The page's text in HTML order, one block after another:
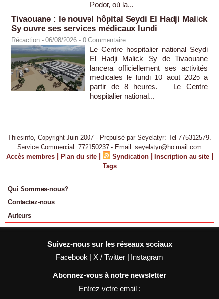
Podor, où la...
Tivaouane : le nouvel hôpital Seydi El Hadji Malick
Sy ouvre ses services médicaux lundi
Rédaction - 06/08/2026 - 0 Commentaire
Le Centre hospitalier national Seydi
El Hadji Malick Sy de Tivaouane
lancera officiellement ses activités
médicales le lundi 10 août 2026 à
partir de 8 heures. Le Centre
hospitalier national...
Thiesinfo, Copyright Juin 2007 - Propulsé par Seyelatyr: Tel 775312579.
Service Commercial: 772150237 - Email: seyelatyr@hotmail.com
Accès membres | Plan du site | Syndication | Inscription au site |
Tags
Qui Sommes-nous?
Contactez-nous
Auteurs
Suivez-nous sur les réseaux sociaux
Facebook | X / Twitter | Instagram
Abonnez-vous à notre newsletter
Entrez votre email :